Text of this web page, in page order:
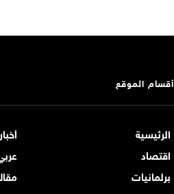
أقسام الموقع
الرئيسية
اقتصاد
برلمانيات